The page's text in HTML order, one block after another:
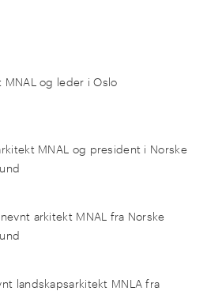
og leder i Oslo
MNAL og president i Norske
arkitekt MNAL fra Norske
landskapsarkitekt MNLA fra